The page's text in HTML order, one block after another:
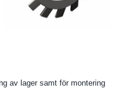
av lager samt för montering